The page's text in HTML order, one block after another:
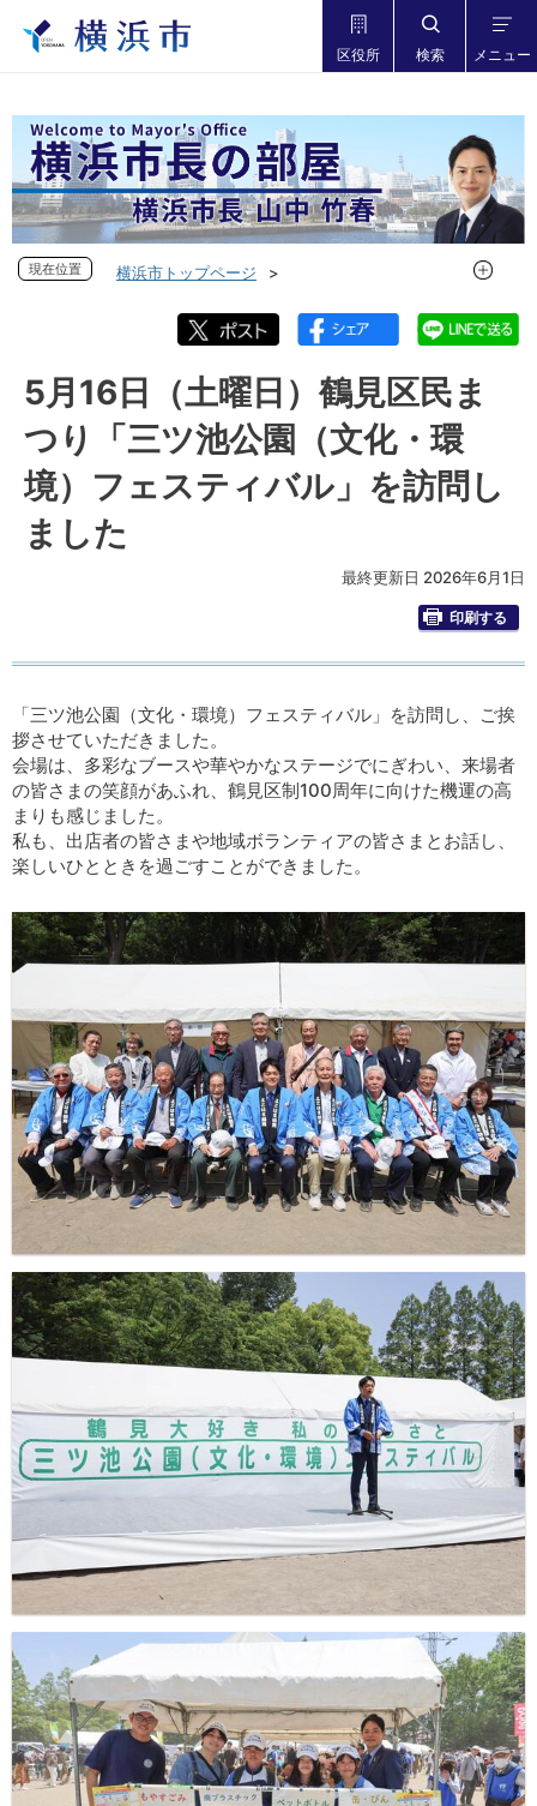
区役所 検索 メニュー
現在位置
横浜市トップページ
フォトダイアリー 2026年度
フォトダイアリー 2026年5月
5月16日（土曜日）鶴見区民まつり「三ツ池公園（文化・環
境）フェスティバル」を訪問しました
現在位
5月16日（土曜日）鶴見区民ま
つり「三ツ池公園（文化・環
境）フェスティバル」を訪問し
ました
最終更新日 2026年6月1日
印刷する
「三ツ池公園（文化・環境）フェスティバル」を訪問し、ご挨
拶させていただきました。
会場は、多彩なブースや華やかなステージでにぎわい、来場者
の皆さまの笑顔があふれ、鶴見区制100周年に向けた機運の高
まりも感じました。
私も、出店者の皆さまや地域ボランティアの皆さまとお話し、
楽しいひとときを過ごすことができました。